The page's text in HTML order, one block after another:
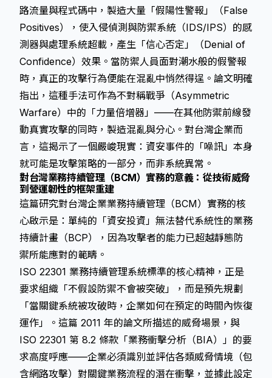
路流量與程式碼中，製造大量「假陽性警報」（False
Positives），使入侵偵測與防禦系統（IDS/IPS）的感
測器與處理系統超載，產生「信心否定」（Denial of
Confidence）效果。當防禦人員面對潮水般的假警報
時，真正的攻擊行為便能在混亂中悄然得逞。論文明確
指出，這種手法可作為不對稱戰爭（Asymmetric
Warfare）中的「力量倍增器」——在其他防禦前線發
動真實攻擊的同時，製造混亂與分心。對台灣企業而
言，這揭示了一個嚴峻現實：資安事件的「噪訊」本身
就可能是攻擊策略的一部分，而非系統異常。
對台灣業務持續管理（BCM）實務的意義：從技術威脅
到營運韌性的框架重建
這篇研究對台灣企業業務持續管理（BCM）實務的核
心啟示是：單純的「資安投資」無法替代系統性的業務
持續計畫（BCP），因為攻擊者的能力已超越靜態防
禦所能應對的範疇。
ISO 22301 業務持續管理系統標準的核心精神，正是
要求組織「不假設防禦不會被突破」，而是預先規劃
「當關鍵系統被攻破時，企業如何在預定的時間內恢復
運作」。這篇 2011 年的論文所描述的威脅場景，與
ISO 22301 第 8.2 條款「業務衝擊分析（BIA）」的要
求高度呼應——企業必須識別並評估各類威脅情境（包
含網路攻擊）對關鍵業務流程的潛在衝擊，並據此設定